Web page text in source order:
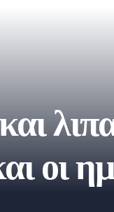
οι